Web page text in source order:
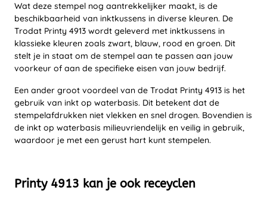
Wat deze stempel nog aantrekkelijker maakt, is de
beschikbaarheid van inktkussens in diverse kleuren. De
Trodat Printy 4913 wordt geleverd met inktkussens in
klassieke kleuren zoals zwart, blauw, rood en groen. Dit
stelt je in staat om de stempel aan te passen aan jouw
voorkeur of aan de specifieke eisen van jouw bedrijf.
Een ander groot voordeel van de Trodat Printy 4913 is het
gebruik van inkt op waterbasis. Dit betekent dat de
stempelafdrukken niet vlekken en snel drogen. Bovendien is
de inkt op waterbasis milieuvriendelijk en veilig in gebruik,
waardoor je met een gerust hart kunt stempelen.
Printy 4913 kan je ook receyclen